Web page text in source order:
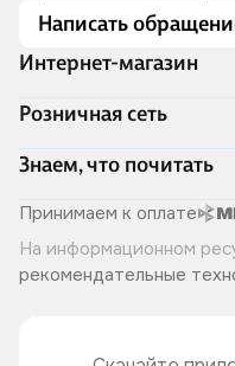
Написать
Интернет-магазин
Акции
Доставка и оплата
Программа лояльности
Подарочные
Правила продажи
Политика
Розничная сеть
Адреса магазинов
Книжный Дозор
О компании
Читай-город для бизнеса
Хотите у нас работать?
Знаем, что почитать
Скоро в продаже
Лучшие из лучших
Читай-журнал
Принимаем к оплате
На информационном
рекомендательные